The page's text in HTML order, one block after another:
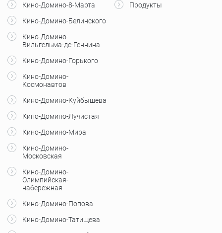
Кино-Домино-8-Марта
Кино-Домино-Белинского
Кино-Домино-
Вильгельма-де-Геннина
Кино-Домино-Горького
Кино-Домино-
Космонавтов
Кино-Домино-Куйбышева
Кино-Домино-Лучистая
Кино-Домино-Мира
Кино-Домино-
Московская
Кино-Домино-
Олимпийская-
набережная
Кино-Домино-Попова
Кино-Домино-Татищева
Продукты